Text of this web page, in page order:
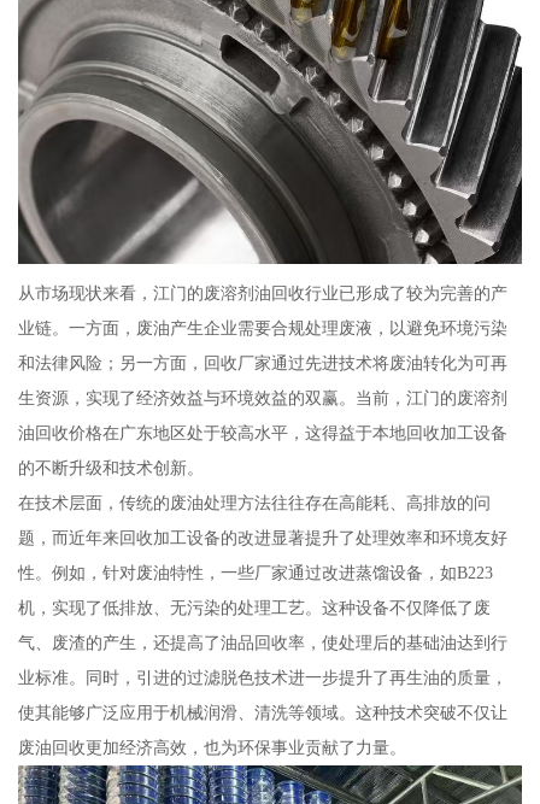
从市场现状来看，江门的废溶剂油回收行业已形成了较为完善的产
业链。一方面，废油产生企业需要合规处理废液，以避免环境污染
和法律风险；另一方面，回收厂家通过先进技术将废油转化为可再
生资源，实现了经济效益与环境效益的双赢。当前，江门的废溶剂
油回收价格在广东地区处于较高水平，这得益于本地回收加工设备
的不断升级和技术创新。
在技术层面，传统的废油处理方法往往存在高能耗、高排放的问
题，而近年来回收加工设备的改进显著提升了处理效率和环境友好
性。例如，针对废油特性，一些厂家通过改进蒸馏设备，如B223
机，实现了低排放、无污染的处理工艺。这种设备不仅降低了废
气、废渣的产生，还提高了油品回收率，使处理后的基础油达到行
业标准。同时，引进的过滤脱色技术进一步提升了再生油的质量，
使其能够广泛应用于机械润滑、清洗等领域。这种技术突破不仅让
废油回收更加经济高效，也为环保事业贡献了力量。